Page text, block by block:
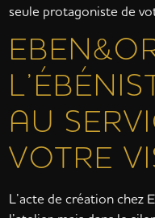
seule protagoniste de
AU
VOTRE
L’acte de création chez